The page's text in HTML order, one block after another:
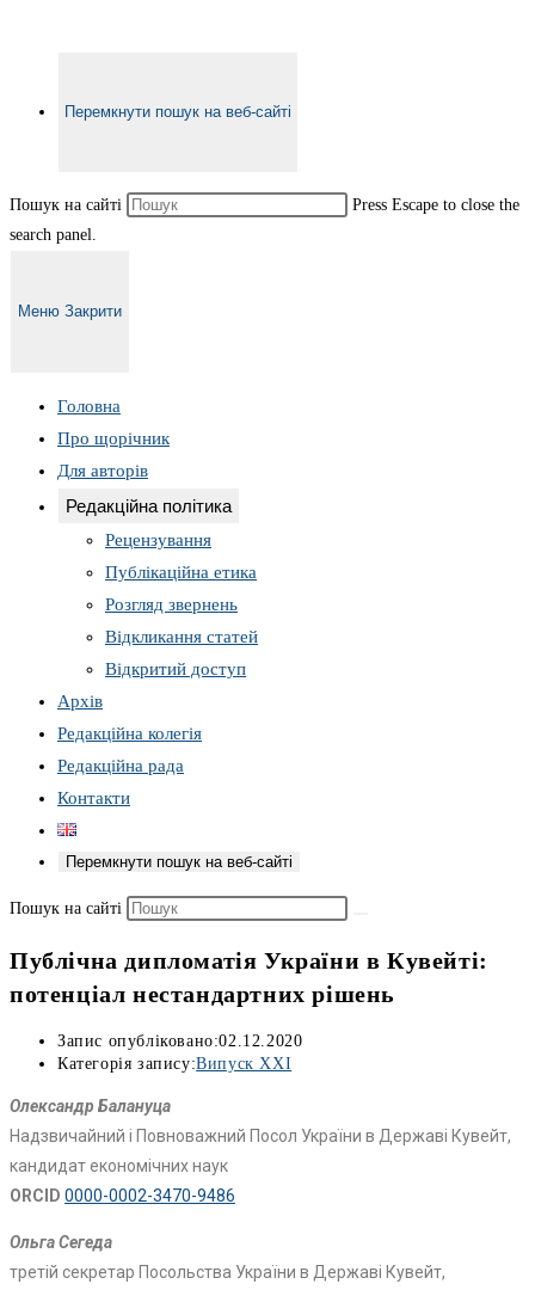
Перемкнути пошук на веб-сайті
Пошук на сайті
Press Escape to close the
search panel.
Меню Закрити
Головна
Про щорічник
Для авторів
Редакційна політика
Рецензування
Публікаційна етика
Розгляд звернень
Відкликання статей
Відкритий доступ
Архів
Редакційна колегія
Редакційна рада
Контакти
Перемкнути пошук на веб-сайті
Пошук на сайті
Публічна дипломатія України в Кувейті:
потенціал нестандартних рішень
Запис опубліковано:02.12.2020
Категорія запису:Випуск XXI
Олександр Балануца
Надзвичайний і Повноважний Посол України в Державі Кувейт,
кандидат економічних наук
ORCID 0000-0002-3470-9486
Ольга Сегеда
третій секретар Посольства України в Державі Кувейт,